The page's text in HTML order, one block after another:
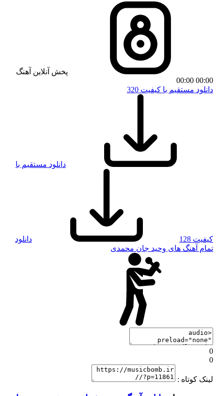
پخش آنلاین آهنگ
00:00
00:00
دانلود مستقیم با کیفیت 320
دانلود مستقیم با
کیفیت 128
دانلود
تمام آهنگ های وحید جان محمدی
0
0
لینک کوتاه :